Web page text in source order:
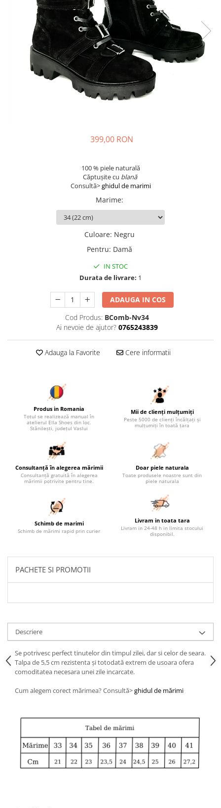
399,00 RON
100 % piele naturală
Căptușitecu blană
Consultă>ghidul de marimi
Marime:
Culoare: Negru
Pentru: Damă
IN STOC
Durata de livrare: 1
ADAUGA IN COS
Cod Produs: BComb-Nv34
Ai nevoie de ajutor? 0765243839
Adauga la Favorite Cere informatii
Produs in Romania
Totul se realizează manual în
atelierul Ella Shoes din loc.
Stănilești, județul Vaslui
Mii de clienți mulțumiți
Peste 5000 de clienți încălțați și
mulțumiți în toată țara
Consultanță în alegerea mărimii
Consultanță gratuită în alegerea
mărimii potrivite pentru tine.
Doar piele naturala
Toate produsele noastre sunt din
piele naturala
Schimb de marimi
Schimb de mărimi rapid prin curier
Livram in toata tara
Livram in 24-48 h in limita stocului
disponibil.
PACHETE SI PROMOTII
Descriere
Se potrivesc perfect tinutelor din timpul zilei, dar si celor de seara.
Talpa de 5,5 cm rezistenta și totodată extrem de usoara ofera
comoditatea necesara unei zile incarcate.
Cum alegem corect mărimea? Consultă>ghidul de mărimi